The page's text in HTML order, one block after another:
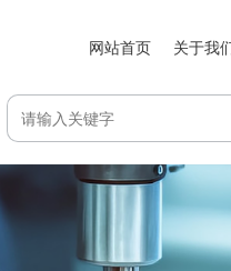
网站首页 关于我